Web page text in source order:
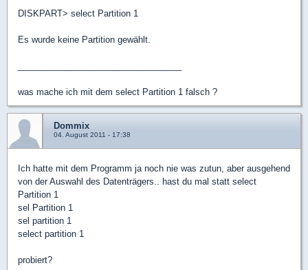
DISKPART> select Partition 1
Es wurde keine Partition gewählt.
was mache ich mit dem select Partition 1 falsch ?
Dommix
04. August 2011 - 17:38
Ich hatte mit dem Programm ja noch nie was zutun, aber ausgehend
von der Auswahl des Datenträgers.. hast du mal statt select
Partition 1
sel Partition 1
sel partition 1
select partition 1
probiert?